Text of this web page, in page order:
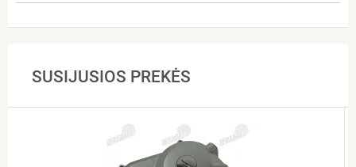
SUSIJUSIOS PREKĖS